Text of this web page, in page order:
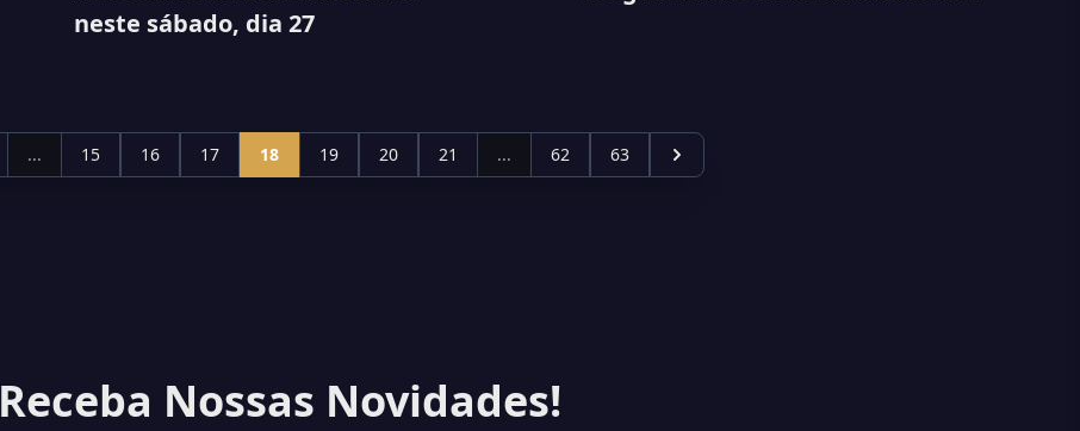
neste sábado, dia 27
... 15 16 17 18 19 20 21 ... 62 63
Receba Nossas Novidades!